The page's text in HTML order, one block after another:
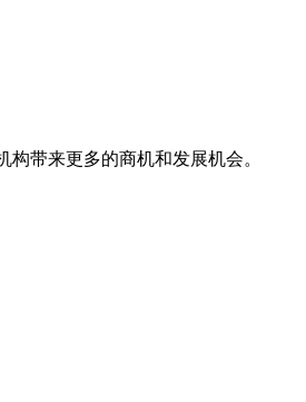
带来更多的商机和发展机会。